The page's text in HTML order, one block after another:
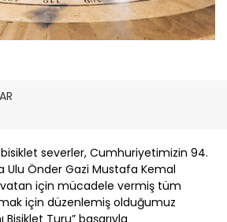
severler, Cumhuriyetimizin 94.
Ulu Önder Gazi Mustafa Kemal
için mücadele vermiş tüm
için düzenlemiş olduğumuz
Turu” başarıyla